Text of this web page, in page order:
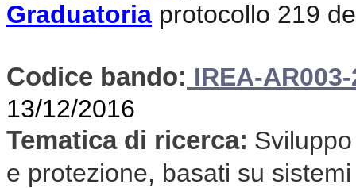
Graduatoria protocollo 219
Codice bando: IREA-
13/12/2016
Tematica di ricerca:
e protezione, basati su